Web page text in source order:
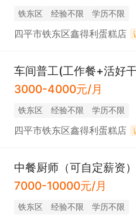
铁东区 经验不限 学历不限
四平市铁东区鑫得利蛋糕店
车间普工(工作餐+活好
3000-4000元/月
铁东区 经验不限 学历不限
四平市铁东区鑫得利蛋糕店
中餐厨师（可自定薪资）
7000-10000元/月
铁东区 经验不限 学历不限